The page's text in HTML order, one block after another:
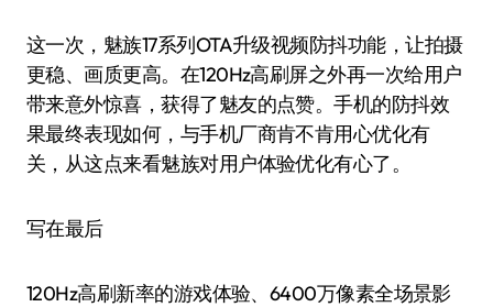
这一次，魅族17系列OTA升级视频防抖功能，让拍摄
更稳、画质更高。在120Hz高刷屏之外再一次给用户
带来意外惊喜，获得了魅友的点赞。手机的防抖效
果最终表现如何，与手机厂商肯不肯用心优化有
关，从这点来看魅族对用户体验优化有心了。
写在最后
120Hz高刷新率的游戏体验、6400万像素全场景影